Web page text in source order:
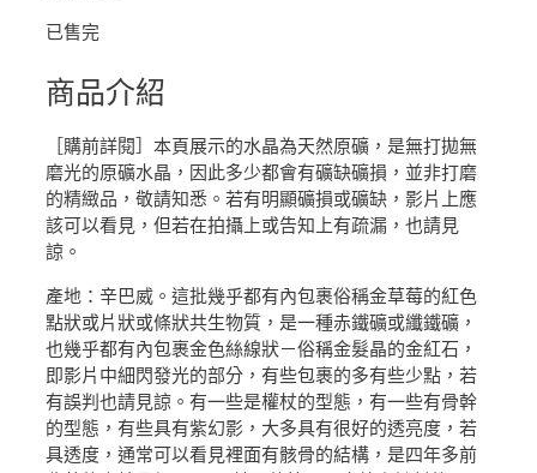
已售完
商品介紹
［購前詳閱］本頁展示的水晶為天然原礦，是無打拋無
磨光的原礦水晶，因此多少都會有礦缺礦損，並非打磨
的精緻品，敬請知悉。若有明顯礦損或礦缺，影片上應
該可以看見，但若在拍攝上或告知上有疏漏，也請見
諒。
產地：辛巴威。這批幾乎都有內包裹俗稱金草莓的紅色
點狀或片狀或條狀共生物質，是一種赤鐵礦或纖鐵礦，
也幾乎都有內包裹金色絲線狀－俗稱金髮晶的金紅石，
即影片中細閃發光的部分，有些包裹的多有些少點，若
有誤判也請見諒。有一些是權杖的型態，有一些有骨幹
的型態，有些具有紫幻影，大多具有很好的透亮度，若
具透度，通常可以看見裡面有骸骨的結構，是四年多前